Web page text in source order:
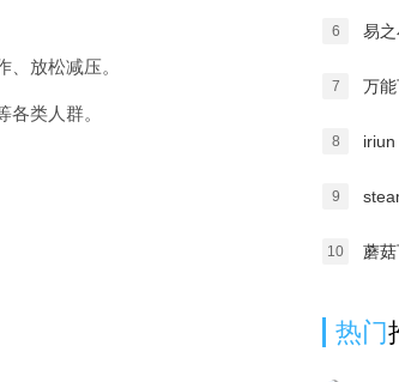
放松减压。
类人群。
6
7
8
9
10
热门